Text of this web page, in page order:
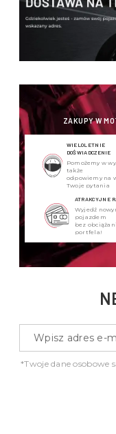
ZAKUPY W
WIELOLETNIE
DOŚWIADCZENIE
Pomożemy w
także
odpowiemy na
Twoje pytania
ATRAKCYJNE
Wyjedź
pojazdem
bez
portfela!
*Twoje dane osobowe